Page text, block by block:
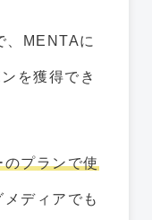
、MENTAに
を獲得でき
のプランで使
ディアでも